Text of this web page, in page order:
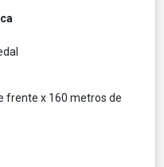
frente x 160 metros de